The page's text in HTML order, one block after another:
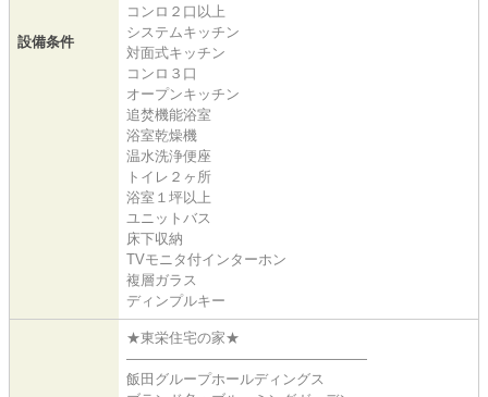
設備条件
コンロ２口以上
システムキッチン
対面式キッチン
コンロ３口
オープンキッチン
追焚機能浴室
浴室乾燥機
温水洗浄便座
トイレ２ヶ所
浴室１坪以上
ユニットバス
床下収納
TVモニタ付インターホン
複層ガラス
ディンプルキー
★東栄住宅の家★
―――――――――――――――――
飯田グループホールディングス